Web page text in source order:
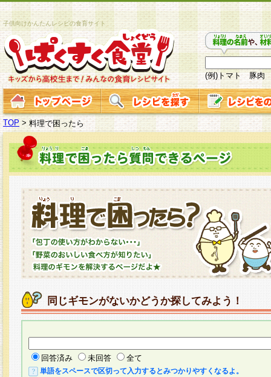
子供向けかんたんレシピの食育サイト
(例)トマト 豚肉
TOP >料理で困ったら
同じギモンがないかどうか探してみよう！
回答済み 未回答 全て
単語をスペースで区切って入力するとみつかりやすくなるよ。